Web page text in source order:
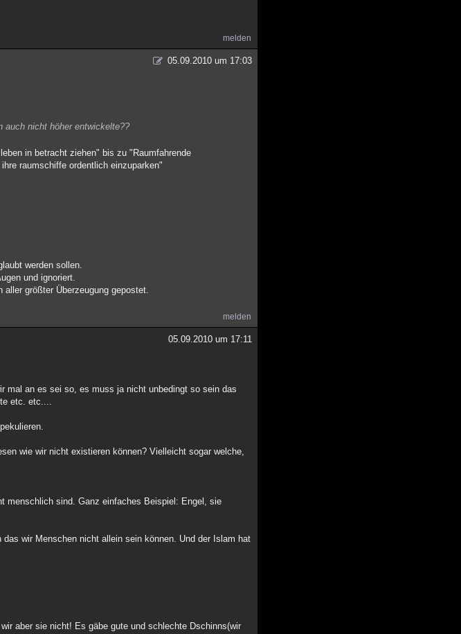
melden
05.09.2010 um 17:03
auch nicht höher entwickelte??
in betracht ziehen" bis zu "Raumfahrende
raumschiffe ordentlich einzuparken"
werden sollen.
und ignoriert.
aller größter Überzeugung gepostet.
melden
05.09.2010 um 17:11
mal an es sei so, es muss ja nicht unbedingt so sein das
etc. etc....
wie wir nicht existieren können? Vielleicht sogar welche,
menschlich sind. Ganz einfaches Beispiel: Engel, sie
wir Menschen nicht allein sein können. Und der Islam hat
aber sie nicht! Es gäbe gute und schlechte Dschinns(wir